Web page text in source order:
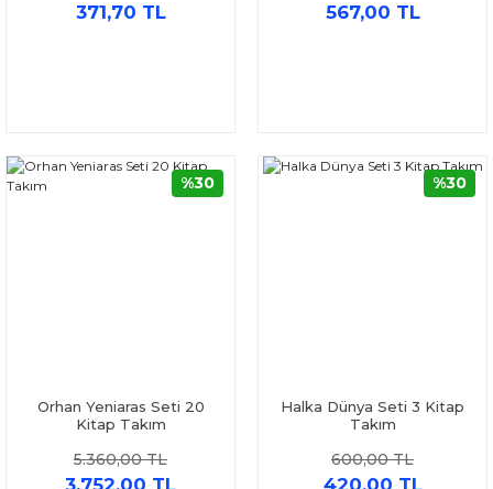
371,70 TL 567,00 TL
Orhan Yeniaras Seti 20
Kitap Takım
5.360,00 TL
%30
Halka Dünya Seti 3 Kitap
Takım
600,00 TL
%30